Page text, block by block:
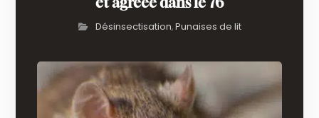
Désinsectisation,Punaises de lit